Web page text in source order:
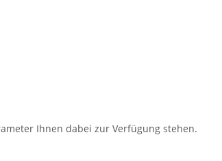
Ihnen dabei zur Verfügung stehen.